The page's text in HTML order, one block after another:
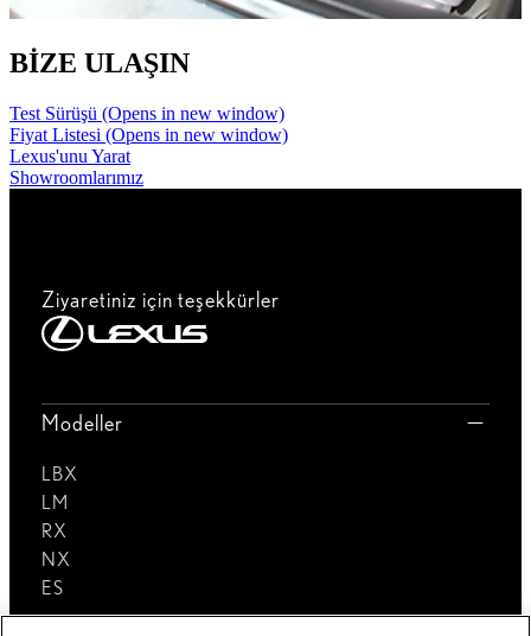
BİZE ULAŞIN
Test Sürüşü (Opens in new window)
Fiyat Listesi (Opens in new window)
Lexus'unu Yarat
Showroomlarımız
Ziyaretiniz için teşekkürler
Modeller
LBX
LM
RX
NX
ES